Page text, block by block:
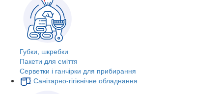
Губки, шкребки
Пакети для сміття
Серветки і ганчірки для прибирання
Санітарно-гігієнічне обладнання